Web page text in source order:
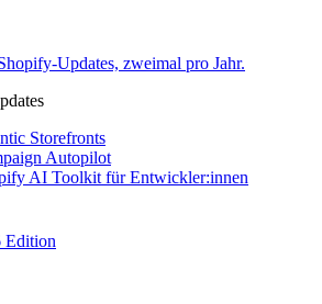
Updates, zweimal pro Jahr.
Storefronts
Autopilot
AI Toolkit für Entwickler:innen
Edition